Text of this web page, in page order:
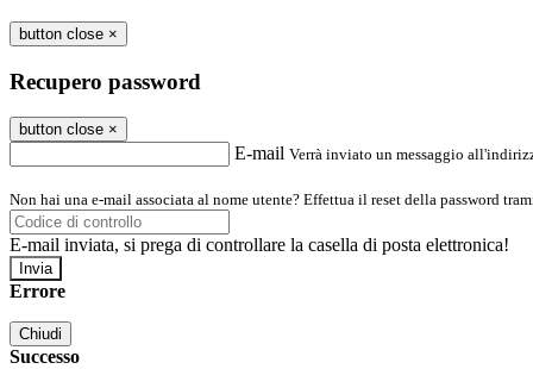
button close ×
Recupero password
button close ×
E-mail Verrà inviato un messaggio
Non hai una e-mail associata al nome utente? Effettua il reset della password
E-mail inviata, si prega di controllare la casella di posta elettronica!
Errore
Chiudi
Successo